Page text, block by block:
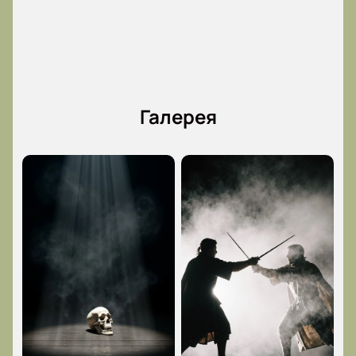
Актёрский состав:Юра Борисов, Аня Чиповская,
Артём Быстров, Андрей Максимов, Николай
Романов, Софья Шидловская, Кузьма Котрелёв
Галерея